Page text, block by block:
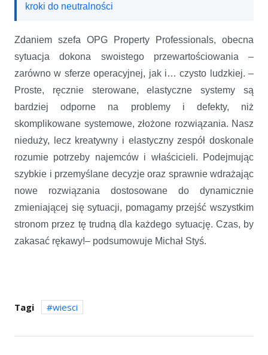
kroki do neutralności
Zdaniem szefa OPG Property Professionals, obecna
sytuacja dokona swoistego przewartościowania –
zarówno w sferze operacyjnej, jak i… czysto ludzkiej. –
Proste, ręcznie sterowane, elastyczne systemy są
bardziej odporne na problemy i defekty, niż
skomplikowane systemowe, złożone rozwiązania. Nasz
nieduży, lecz kreatywny i elastyczny zespół doskonale
rozumie potrzeby najemców i właścicieli. Podejmując
szybkie i przemyślane decyzje oraz sprawnie wdrażając
nowe rozwiązania dostosowane do dynamicznie
zmieniającej się sytuacji, pomagamy przejść wszystkim
stronom przez tę trudną dla każdego sytuację. Czas, by
zakasać rękawy!– podsumowuje Michał Styś.
Tagi wiesci